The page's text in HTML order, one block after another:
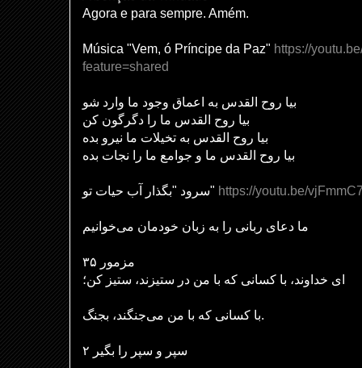
Agora e para sempre. Amém.
Música "Vem, ó Príncipe da Paz" https://
feature=shared
بیا روح القدس به اعماق وجود ما وارد شو
بیا روح القدس ما را دگرگون کن
بیا روح القدس به تخیلات ما نیرو بده
بیا روح القدس ما و جوامع ما را نجات بده
سرود "بگذار آب حیات تو" https://youtu.be/
ما دعای ربانی را به زبان خودمان می‌خوانیم
مزمور ۳۵
ای خداوند، با کسانی که با من در ستیزند، ستیز کن؛
با کسانی که با من می‌جنگند، بجنگ.
۲ سپر و سپر را بگیر